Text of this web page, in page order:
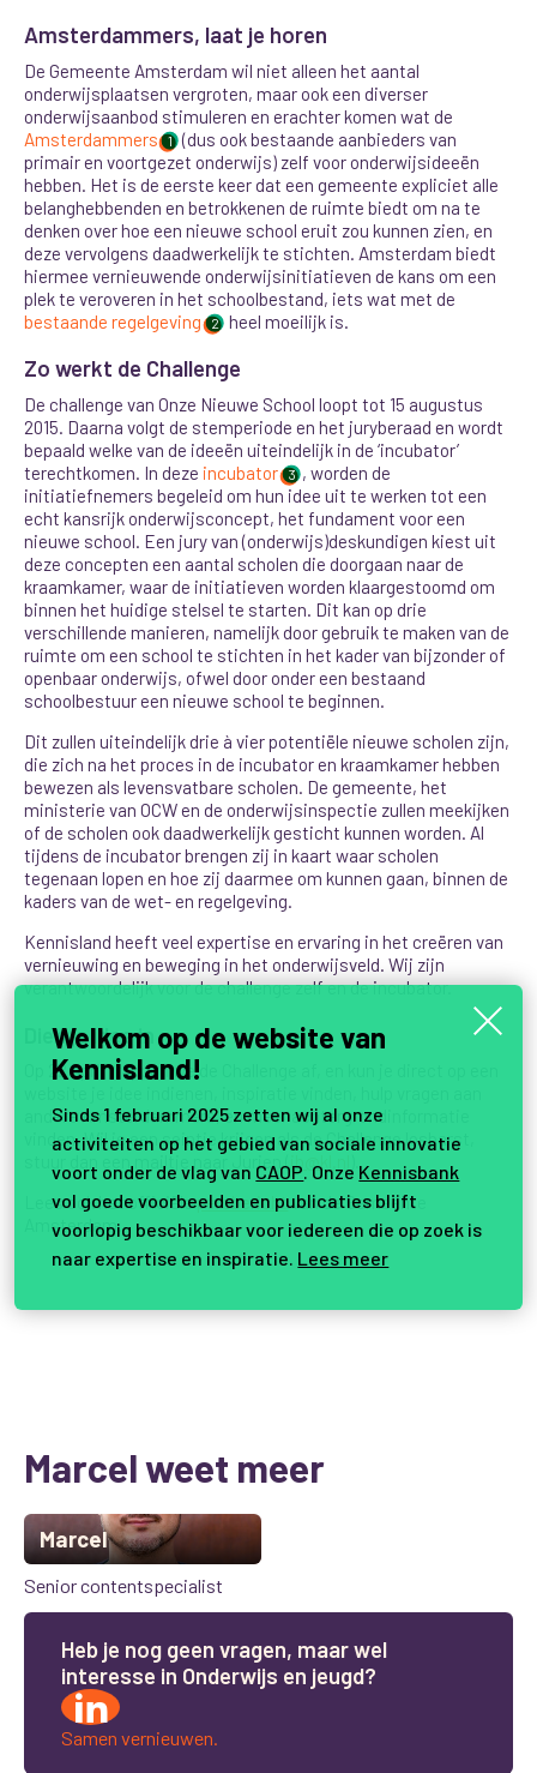
Amsterdammers, laat je horen
De Gemeente Amsterdam wil niet alleen het aantal
onderwijsplaatsen vergroten, maar ook een diverser
onderwijsaanbod stimuleren en erachter komen wat de
Amsterdammers 1 (dus ook bestaande aanbieders van
primair en voortgezet onderwijs) zelf voor onderwijsideeën
hebben. Het is de eerste keer dat een gemeente expliciet alle
belanghebbenden en betrokkenen de ruimte biedt om na te
denken over hoe een nieuwe school eruit zou kunnen zien, en
deze vervolgens daadwerkelijk te stichten. Amsterdam biedt
hiermee vernieuwende onderwijsinitiatieven de kans om een
plek te veroveren in het schoolbestand, iets wat met de
bestaande regelgeving
2 heel moeilijk is.
Zo werkt de Challenge
De challenge van Onze Nieuwe School loopt tot 15 augustus
2015. Daarna volgt de stemperiode en het juryberaad en wordt
bepaald welke van de ideeën uiteindelijk in de ‘incubator’
terechtkomen. In deze incubator 3 , worden de
initiatiefnemers begeleid om hun idee uit te werken tot een
echt kansrijk onderwijsconcept, het fundament voor een
nieuwe school. Een jury van (onderwijs)deskundigen kiest uit
deze concepten een aantal scholen die doorgaan naar de
kraamkamer, waar de initiatieven worden klaargestoomd om
binnen het huidige stelsel te starten. Dit kan op drie
verschillende manieren, namelijk door gebruik te maken van de
ruimte om een school te stichten in het kader van bijzonder of
openbaar onderwijs, ofwel door onder een bestaand
schoolbestuur een nieuwe school te beginnen.
Dit zullen uiteindelijk drie à vier potentiële nieuwe scholen zijn,
die zich na het proces in de incubator en kraamkamer hebben
bewezen als levensvatbare scholen. De gemeente, het
ministerie van OCW en de onderwijsinspectie zullen meekijken
of de scholen ook daadwerkelijk gesticht kunnen worden. Al
tijdens de incubator brengen zij in kaart waar scholen
tegenaan lopen en hoe zij daarmee om kunnen gaan, binnen de
kaders van de wet- en regelgeving.
Kennisland heeft veel expertise en ervaring in het creëren van
vernieuwing en beweging in het onderwijsveld. Wij zijn
verantwoordelijk voor de challenge zelf en de incubator.
Dien je idee in
Op 22 april trappen we de Challenge af, en kun je direct op een
andere Amsterdammers, en meer achtergrondinformatie
vinden. Wil je een seintje krijgen als de Challenge losbarst,
stuur dan een mailtje naar Jurjen (jb@kl.nl
).
Lees ook het officiëlepersberichtvan de Gemeente
Amsterdam.
Marcel weet meer
Marcel
Senior contentspecialist
Heb je nog geen vragen, maarwel
interesse in Onderwijs en jeugd?
Samen vernieuwen.
Welkom op de website van
Kennisland!
Sinds 1 februari 2025 zetten wij al onze
activiteiten op het gebied van sociale innovatie
voort onder de vlag van CAOP . Onze Kennisbank
vol goede voorbeelden en publicaties blijft
voorlopig beschikbaar voor iedereen die op zoek is
naar expertise en inspiratie. Lees meer